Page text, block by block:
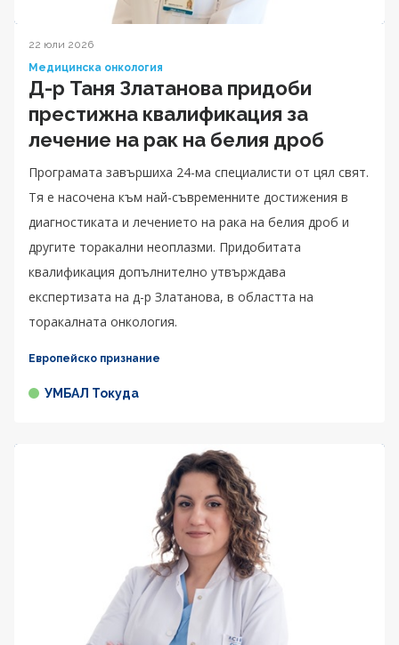
22 юли 2026
Медицинска онкология
Д-р Таня Златанова придоби
престижна квалификация за
лечение на рак на белия дроб
Програмата завършиха 24-ма специалисти от цял свят.
Тя е насочена към най-съвременните достижения в
диагностиката и лечението на рака на белия дроб и
другите торакални неоплазми. Придобитата
квалификация допълнително утвърждава
експертизата на д-р Златанова, в областта на
торакалната онкология.
Европейско признание
УМБАЛ Токуда